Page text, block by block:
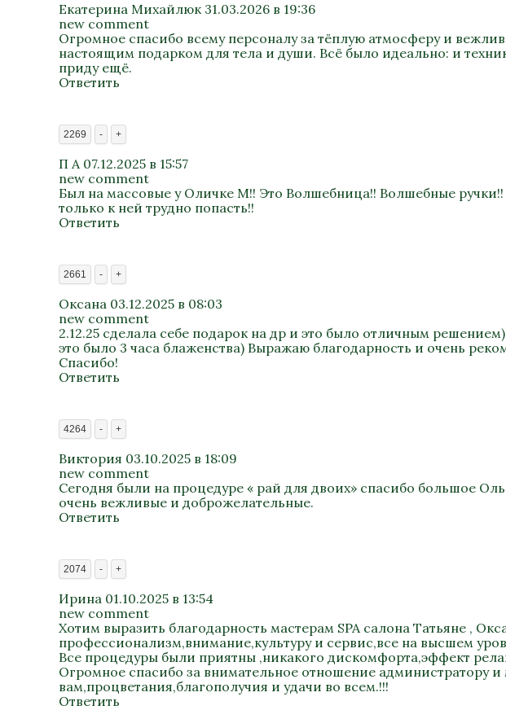
Екатерина Михайлюк 31.03.2026 в 19:36
new comment
Огромное спасибо всему персоналу за тёплую атмосферу и
настоящим подарком для тела и души. Всё было идеально: и
приду ещё.
Ответить
2269 - +
П А 07.12.2025 в 15:57
new comment
Был на массовые у Оличке М!! Это Волшебница!! Волшебные
только к ней трудно попасть!!
Ответить
2661 - +
Оксана 03.12.2025 в 08:03
new comment
2.12.25 сделала себе подарок на др и это было отличным
это было 3 часа блаженства) Выражаю благодарность и очень
Спасибо!
Ответить
4264 - +
Виктория 03.10.2025 в 18:09
new comment
Сегодня были на процедуре « рай для двоих» спасибо большое
очень вежливые и доброжелательные.
Ответить
2074 - +
Ирина 01.10.2025 в 13:54
new comment
Хотим выразить благодарность мастерам SPA салона Татьяне ,
профессионализм,внимание,культуру и сервис,все на высшем
Все процедуры были приятны ,никакого дискомфорта,эффект
Огромное спасибо за внимательное отношение администратору и
вам,процветания,благополучия и удачи во всем.!!!
Ответить